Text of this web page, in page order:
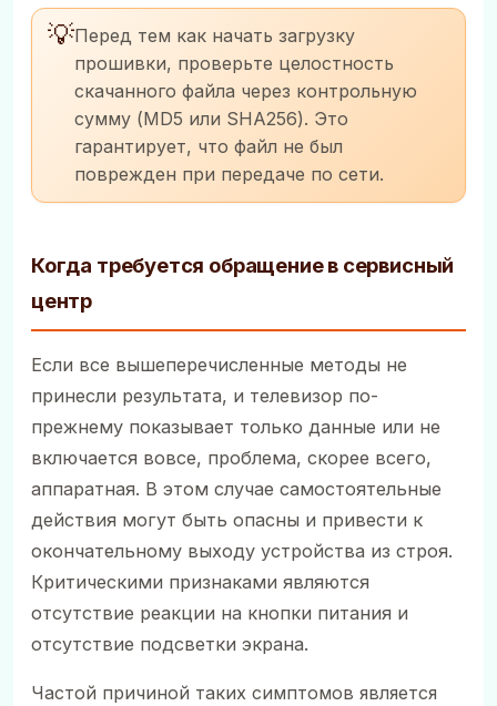
💡Перед тем как начать загрузку
прошивки, проверьте целостность
скачанного файла через контрольную
сумму (MD5 или SHA256). Это
гарантирует, что файл не был
поврежден при передаче по сети.
Когда требуется обращение в сервисный
центр
Если все вышеперечисленные методы не
принесли результата, и телевизор по-
прежнему показывает только данные или не
включается вовсе, проблема, скорее всего,
аппаратная. В этом случае самостоятельные
действия могут быть опасны и привести к
окончательному выходу устройства из строя.
Критическими признаками являются
отсутствие реакции на кнопки питания и
отсутствие подсветки экрана.
Частой причиной таких симптомов является